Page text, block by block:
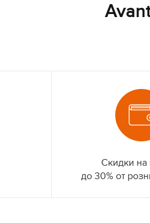
Скидки на
до 30% от